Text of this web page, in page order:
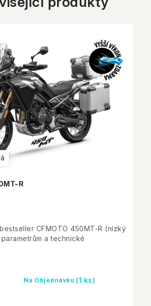
R
Na Objednávku (1 ks)
CFMOTO 450MT-R (nízký
a technické